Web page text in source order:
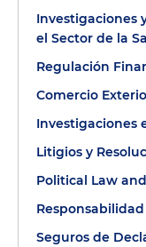
Investigaciones
el Sector de la
Regulación
Comercio
Investigaciones
Litigios y
Political Law
Seguros de